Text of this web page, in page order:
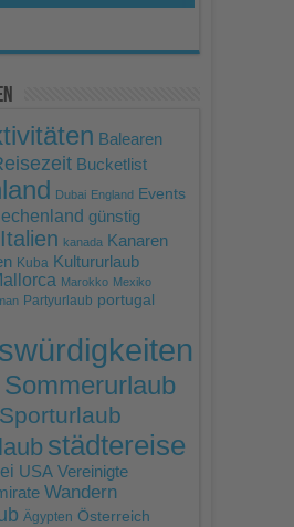
Balearen
Bucketlist
Dubai England Events
günstig
Italien kanada Kanaren
Kuba Kultururlaub
Marokko Mexiko
Partyurlaub portugal
Sommerurlaub
Sporturlaub
städtereise
USA Vereinigte
Wandern
Ägypten Österreich